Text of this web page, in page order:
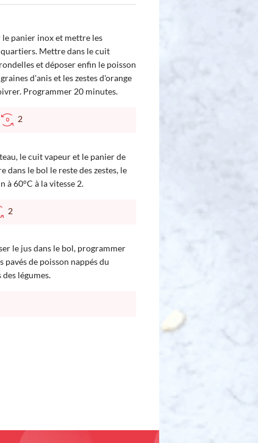
panier inox et mettre les
Mettre dans le cuit
et déposer enfin le poisson
d'anis et les zestes d'orange
Programmer 20 minutes.
2
le cuit vapeur et le panier de
dans le bol le reste des zestes, le
à 60°C à la vitesse 2.
2
le jus dans le bol, programmer
pavés de poisson nappés du
légumes.